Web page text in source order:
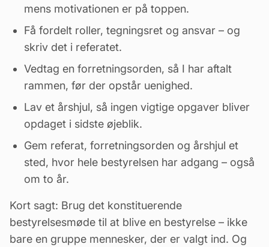
mens motivationen er på toppen.
Få fordelt roller, tegningsret og ansvar – og
skriv det i referatet.
Vedtag en forretningsorden, så I har aftalt
rammen, før der opstår uenighed.
Lav et årshjul, så ingen vigtige opgaver bliver
opdaget i sidste øjeblik.
Gem referat, forretningsorden og årshjul et
sted, hvor hele bestyrelsen har adgang – også
om to år.
Kort sagt: Brug det konstituerende
bestyrelsesmøde til at blive en bestyrelse – ikke
bare en gruppe mennesker, der er valgt ind. Og